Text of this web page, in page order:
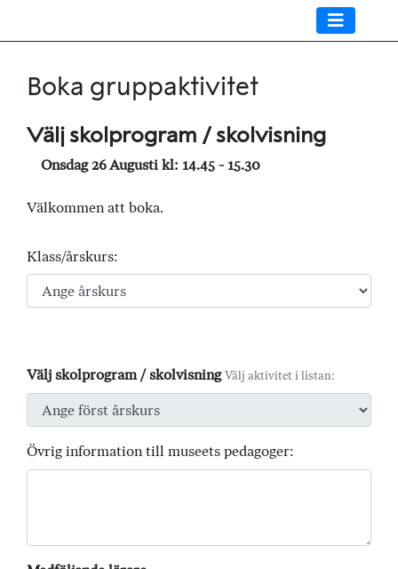
Boka gruppaktivitet
Välj skolprogram / skolvisning
Onsdag 26 Augusti kl: 14.45 - 15.30
Välkommen att boka.
Klass/årskurs:
Välj skolprogram / skolvisning Välj aktivitet i listan:
Övrig information till museets pedagoger: